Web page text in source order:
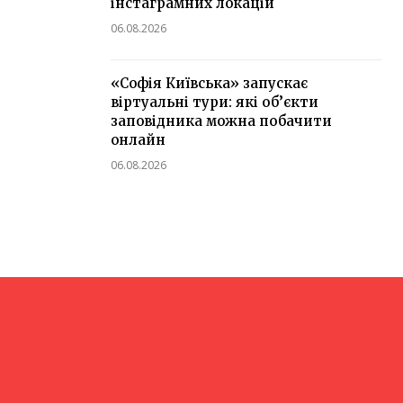
06.08.2026
«Софія Київська» запускає
віртуальні тури: які об’єкти
заповідника можна побачити
онлайн
06.08.2026